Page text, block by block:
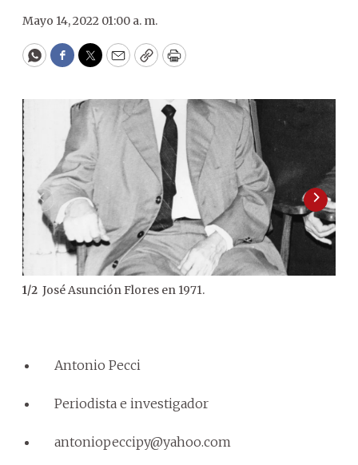
Mayo 14, 2022 01:00 a. m.
WhatsApp
Facebook
Twitter
EmailCopyPrint
1/2 José Asunción Flores en 1971.
Antonio Pecci
Periodista e investigador
antoniopeccipy@yahoo.com